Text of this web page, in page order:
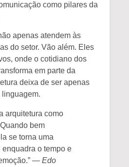
como pilares da
apenas atendem às
do setor. Vão além. Eles
, onde o cotidiano dos
em parte da
deixa de ser apenas
linguagem.
arquitetura como
bem
se torna uma
enquadra o tempo e
— Edo